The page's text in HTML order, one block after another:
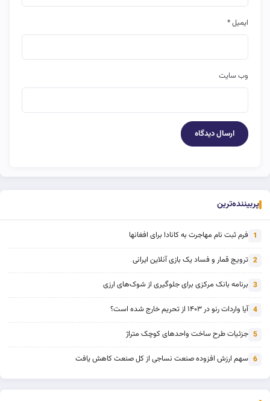
ایمیل*
وب‌ سایت
پربیننده‌ترین
1 فرم ثبت نام مهاجرت به کانادا برای افغانها
2 ترویج قمار و فساد یک بازی آنلاین ایرانی
3 برنامه بانک مرکزی برای جلوگیری از شوک‌های ارزی
4 آیا واردات رنو در ۱۴۰۳ از تحریم خارج شده است؟
5 جزئیات طرح ساخت واحدهای کوچک متراژ
6 سهم ارزش افزوده صنعت نساجی از کل صنعت کاهش یافت